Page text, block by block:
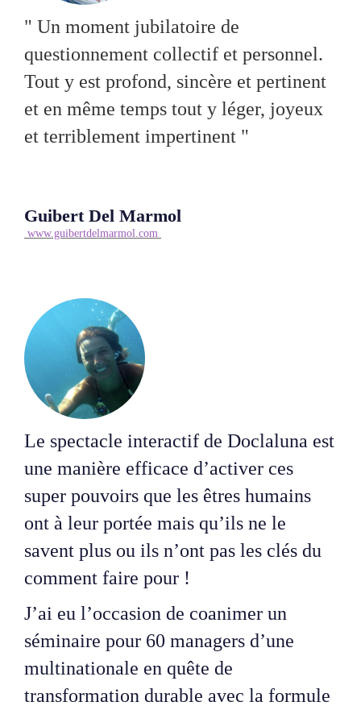
" Un moment jubilatoire de
questionnement collectif et personnel.
Tout y est profond, sincère et pertinent
et en même temps tout y léger, joyeux
et terriblement impertinent "
Guibert Del Marmol
www.guibertdelmarmol.com
Le spectacle interactif de Doclaluna est
une manière efficace d’activer ces
super pouvoirs que les êtres humains
ont à leur portée mais qu’ils ne le
savent plus ou ils n’ont pas les clés du
comment faire pour !
J’ai eu l’occasion de coanimer un
séminaire pour 60 managers d’une
multinationale en quête de
transformation durable avec la formule